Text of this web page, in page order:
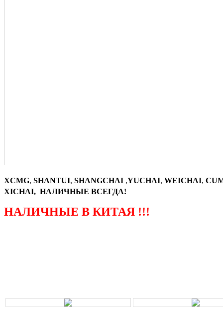
XCMG, SHANTUI, SHANGCHAI ,YUCHAI, WEICHAI,
XICHAI, НАЛИЧНЫЕ ВСЕГДА!
НАЛИЧНЫЕ В КИТАЯ !!!